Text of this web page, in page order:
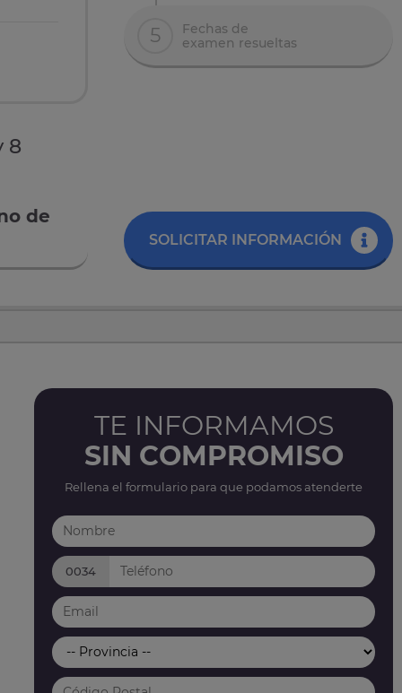
8
de
5
Fechas de
examen resueltas
SOLICITAR INFORMACIÓN
TE INFORMAMOS
SIN COMPROMISO
Rellena el formulario para que podamos atenderte
0034